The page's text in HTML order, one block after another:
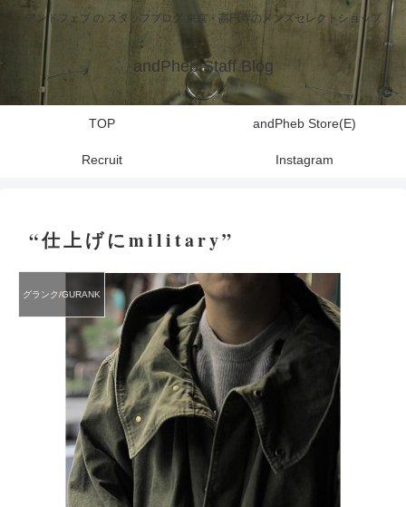
アンドフェブ の スタッフブログ 東京・高円寺のメンズセレクトショップ
andPheb Staff Blog
TOP andPheb Store(E)
Recruit Instagram
“仕上げにmilitary”
グランク/GURANK